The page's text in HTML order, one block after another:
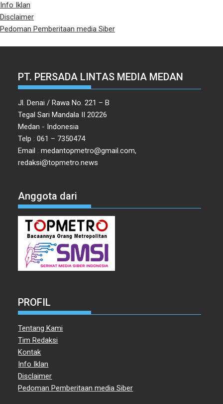
Info Iklan
Disclaimer
Pedoman Pemberitaan media Siber
PT. PERSADA LINTAS MEDIA MEDAN
Jl. Denai / Rawa No. 221 – B
Tegal Sari Mandala II 20226
Medan - Indonesia
Telp : 061 – 7350474
Email : medantopmetro@gmail.com,
redaksi@topmetro.news
Anggota dari
PROFIL
Tentang Kami
Tim Redaksi
Kontak
Info Iklan
Disclaimer
Pedoman Pemberitaan media Siber